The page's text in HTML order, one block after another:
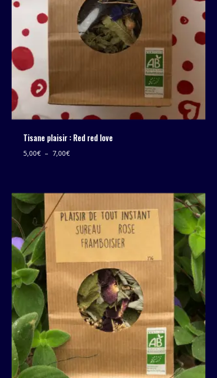
Tisane plaisir : Red red love
5,00€ – 7,00€Plage
7,00€